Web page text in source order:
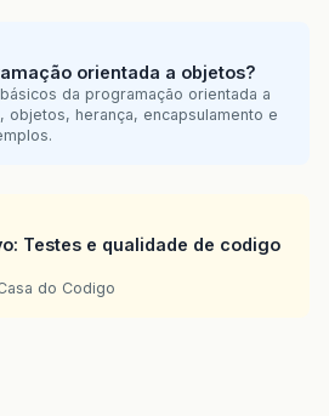
orientada a objetos?
da programação orientada a
objetos, herança, encapsulamento e
Testes e qualidade de codigo
do Codigo